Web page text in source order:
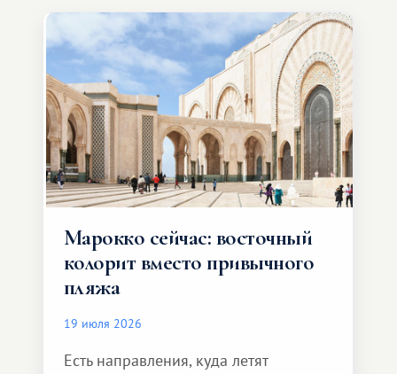
Марокко сейчас: восточный
колорит вместо привычного
пляжа
19 июля 2026
Есть направления, куда летят